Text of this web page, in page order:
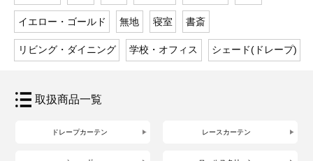
イエロー・ゴールド 無地 寝室 書斎
リビング・ダイニング 学校・オフィス シェード(ドレープ)
取扱商品一覧
ドレープカーテン レースカーテン